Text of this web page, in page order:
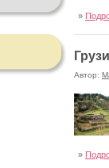
»
Автор:
»